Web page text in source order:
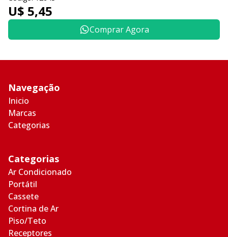
U$ 5,45
Comprar Agora
Navegação
Inicio
Marcas
Categorias
Categorias
Ar Condicionado
Portátil
Cassete
Cortina de Ar
Piso/Teto
Receptores